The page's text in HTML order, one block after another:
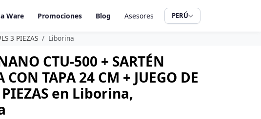
Ware Promociones Blog Asesores PERÚ
3 PIEZAS Liborina
CTU-500 + SARTÉN
CON TAPA 24 CM + JUEGO DE
PIEZAS en Liborina,